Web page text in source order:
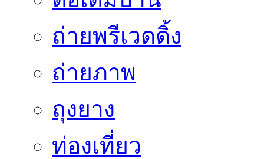
ถ่ายพรีเวดดิ้ง
ถ่ายภาพ
ถุงยาง
ท่องเที่ยว